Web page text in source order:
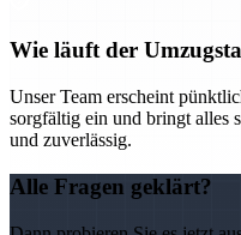
Wie läuft der
Unser Team erscheint
sorgfältig ein und bringt alles
und zuverlässig.
Alle Fragen geklärt?